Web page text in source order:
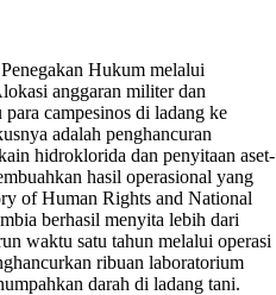
Hukum melalui
anggaran militer dan
campesinos di ladang ke
adalah penghancuran
hidroklorida dan penyitaan aset-
hasil operasional yang
of Human Rights and National
berhasil menyita lebih dari
waktu satu tahun melalui operasi
ribuan laboratorium
darah di ladang tani.